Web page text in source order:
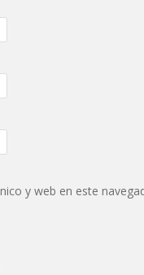
y web en este